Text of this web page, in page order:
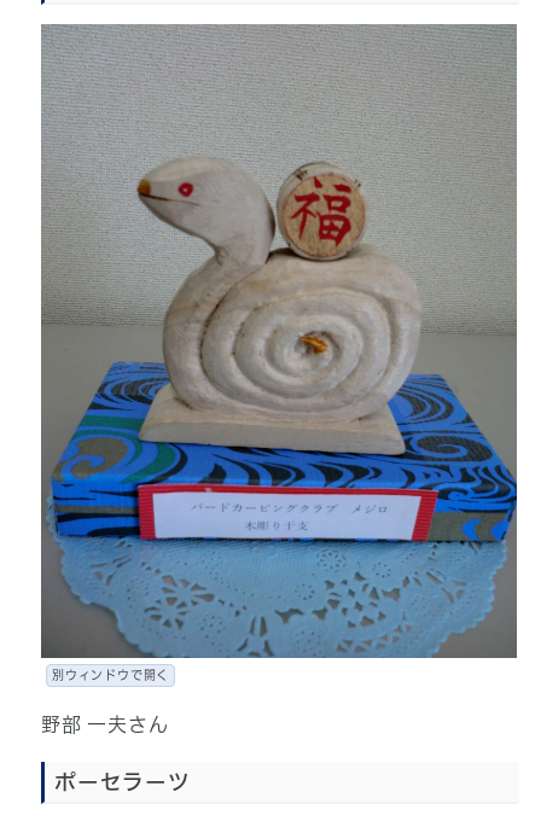
別ウィンドウで開く
野部 一夫さん
ポーセラーツ